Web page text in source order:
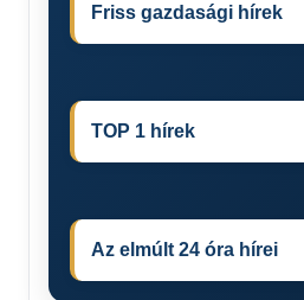
Friss gazdasági hírek
TOP 1 hírek
Az elmúlt 24 óra hírei